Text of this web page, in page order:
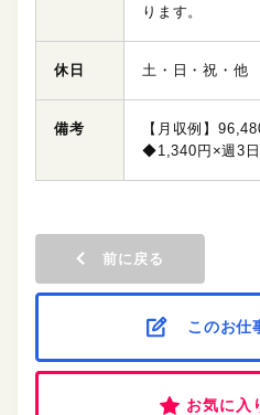
ります。
休日 土・日・祝・他
備考
【月収例】
◆1,340円×週3日
前に戻る
このお仕
お気に入